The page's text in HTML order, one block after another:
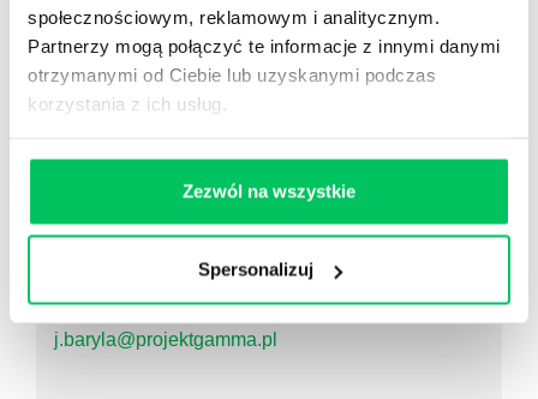
społecznościowym, reklamowym i analitycznym.
Partnerzy mogą połączyć te informacje z innymi danymi
otrzymanymi od Ciebie lub uzyskanymi podczas
korzystania z ich usług.
Zezwól na wszystkie
Spersonalizuj
PRZYPOMNIJ MI O SZKOLENIU
Justyna Baryła-Rychert
Project Manager
tel.: 505 273 483
j.baryla@projektgamma.pl